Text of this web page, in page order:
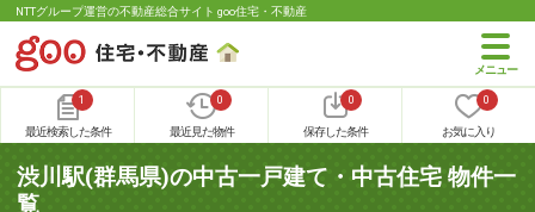
NTTグループ運営の不動産総合サイト goo住宅・不動産
1
最近検索した条件
0
最近見た物件
0
保存した条件
0
お気に入り
渋川駅(群馬県)の中古一戸建て・中古住宅 物件一
覧